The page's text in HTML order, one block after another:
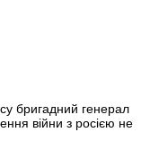
бригадний генерал
війни з росією не